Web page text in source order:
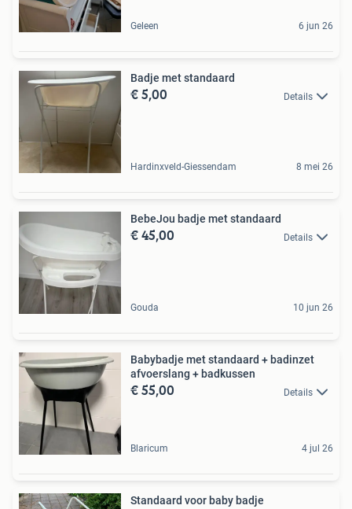
Geleen 6 jun 26
Badje met standaard
€ 5,00 Details
Hardinxveld-Giessendam 8 mei 26
BebeJou badje met standaard
€ 45,00 Details
Gouda 10 jun 26
Babybadje met standaard + badinzet
afvoerslang + badkussen
€ 55,00 Details
Blaricum 4 jul 26
Standaard voor baby badje